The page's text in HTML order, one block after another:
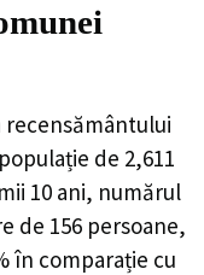
de 2,611
10 ani, numărul
de 156 persoane,
în comparație cu